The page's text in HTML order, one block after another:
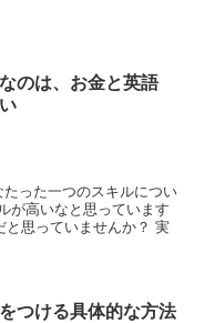
のは、お金と英語
った一つのスキルについ
が高いなと思っています
と思っていませんか？ 実
つける具体的な方法